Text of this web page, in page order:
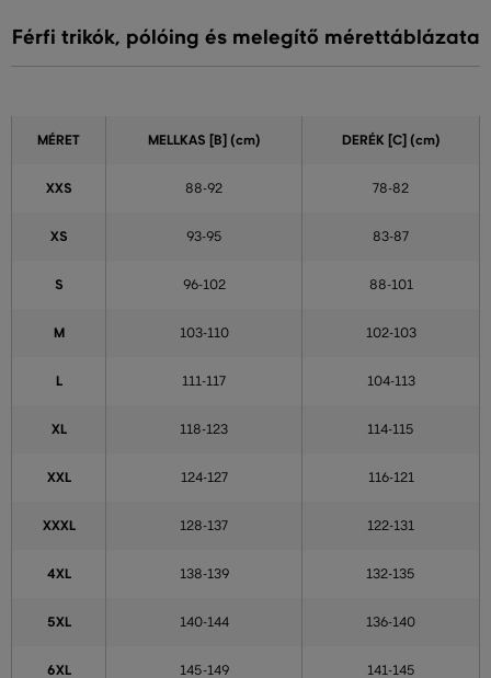
Férfi trikók, pólóing és melegítő mérettáblázata
MÉRET MELLKAS [B] (cm) DERÉK [C] (cm)
XXS 88-92 78-82
XS 93-95 83-87
S 96-102 88-101
M 103-110 102-103
L 111-117 104-113
XL 118-123 114-115
XXL 124-127 116-121
XXXL 128-137 122-131
4XL 138-139 132-135
5XL 140-144 136-140
6XL 145-149 141-145